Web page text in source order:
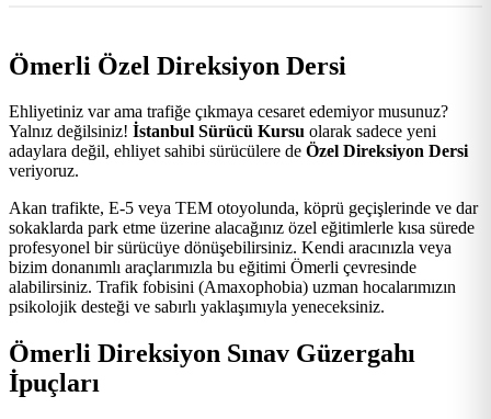
Ömerli Özel Direksiyon Dersi
Ehliyetiniz var ama trafiğe çıkmaya cesaret edemiyor musunuz?
Yalnız değilsiniz! İstanbul Sürücü Kursu olarak sadece yeni
adaylara değil, ehliyet sahibi sürücülere de Özel Direksiyon Dersi
veriyoruz.
Akan trafikte, E-5 veya TEM otoyolunda, köprü geçişlerinde ve dar
sokaklarda park etme üzerine alacağınız özel eğitimlerle kısa sürede
profesyonel bir sürücüye dönüşebilirsiniz. Kendi aracınızla veya
bizim donanımlı araçlarımızla bu eğitimi Ömerli çevresinde
alabilirsiniz. Trafik fobisini (Amaxophobia) uzman hocalarımızın
psikolojik desteği ve sabırlı yaklaşımıyla yeneceksiniz.
Ömerli Direksiyon Sınav Güzergahı
İpuçları